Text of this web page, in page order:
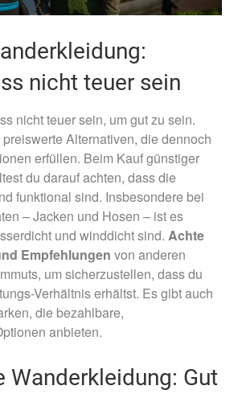
nicht teuer sein
nicht teuer sein, um gut zu sein.
Alternativen, die dennoch
erfüllen. Beim Kauf günstiger
du darauf achten, dass die
funktional sind. Insbesondere bei
– Jacken und Hosen – ist es
und winddicht sind. Achte
Empfehlungen von anderen
um sicherzustellen, dass du
Verhältnis erhältst. Es gibt auch
die bezahlbare,
anbieten.
Wanderkleidung: Gut